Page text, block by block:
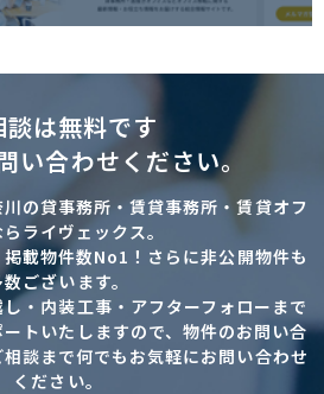
談は無料です
い合わせください。
の貸事務所・賃貸事務所・賃貸オフ
ライヴェックス。
載物件数No1！さらに非公開物件も
ございます。
・内装工事・アフターフォローまで
トいたしますので、物件のお問い合
談まで何でもお気軽にお問い合わせ
ください。